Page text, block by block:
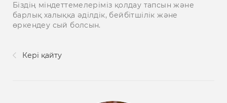
Біздің міндеттемелеріміз қолдау тапсын және
барлық халыққа әділдік, бейбітшілік және
өркендеу сый болсын.
Кері қайту